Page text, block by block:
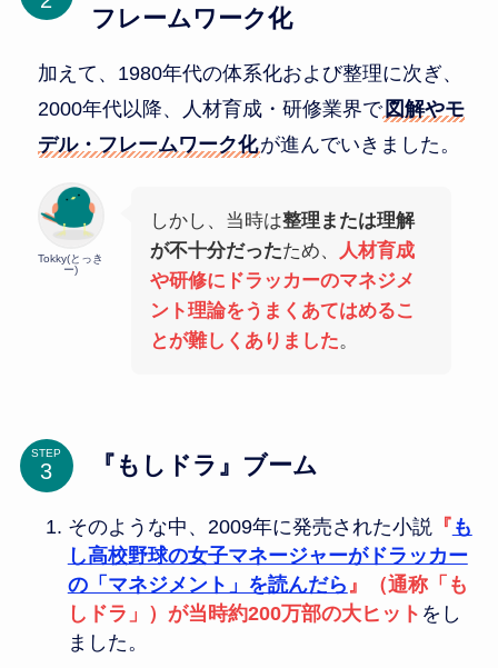
フレームワーク化
加えて、1980年代の体系化および整理に次ぎ、
2000年代以降、人材育成・研修業界で 図解やモ
デル・フレームワーク化が進んでいきました。
Tokky(とっき
ー)
しかし、当時は整理または理解
が不十分だったため、
人材育成
や研修にドラッカーのマネジメ
ント理論をうまくあてはめるこ
とが難しくありました。
STEP 『もしドラ』ブーム
そのような中、2009年に発売された小説 『 も
し高校野球の女子マネージャーがドラッカー
の「マネジメント」を読んだら 』（通称「も
しドラ」）が当時約200万部の大ヒット をし
ました。